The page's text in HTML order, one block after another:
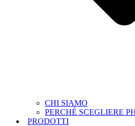
CHI SIAMO
PERCHÉ SCEGLIERE
PRODOTTI